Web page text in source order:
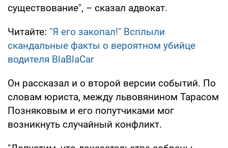
существование", – сказал адвокат.
Читайте: "Я его закопал!" Всплыли
скандальные факты о вероятном убийце
водителя BlaBlaCar
Он рассказал и о второй версии событий. По
словам юриста, между львовянином Тарасом
Позняковым и его попутчиками мог
возникнуть случайный конфликт.